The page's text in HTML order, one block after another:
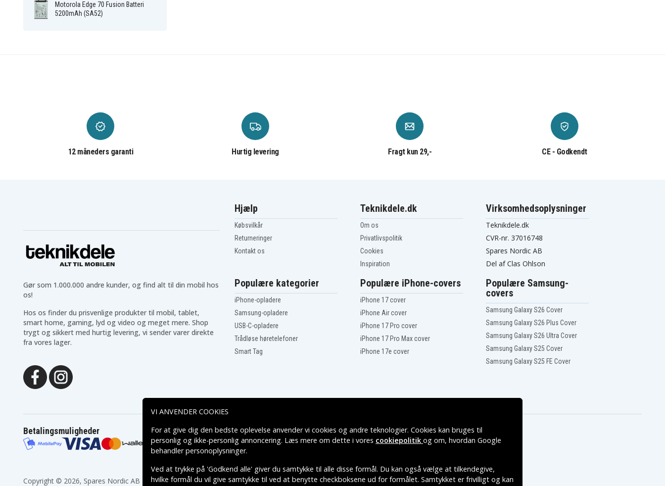
Motorola Edge 70 Fusion Batteri
5200mAh (SA52)
12 måneders garanti Hurtig levering Fragt kun 29,- CE - Godkendt
Gør som 1.000.000 andre kunder, og find alt til din mobil hos
os!
Hos os finder du prisvenlige produkter til mobil, tablet,
smart home, gaming, lyd og video og meget mere. Shop
trygt og sikkert med hurtig levering, vi sender varer direkte
fra vores lager.
Hjælp
Købsvilkår
Returneringer
Kontakt os
Teknikdele.dk
Om os
Privatlivspolitik
Cookies
Inspiration
Virksomhedsoplysninger
Teknikdele.dk
CVR-nr. 37016748
Spares Nordic AB
Del af Clas Ohlson
Populære kategorier
iPhone-opladere
Samsung-opladere
USB-C-opladere
Trådløse høretelefoner
Smart Tag
Populære iPhone-covers
iPhone 17 cover
iPhone Air cover
iPhone 17 Pro cover
iPhone 17 Pro Max cover
iPhone 17e cover
Populære Samsung-
covers
Samsung Galaxy S26 Cover
Samsung Galaxy S26 Plus Cover
Samsung Galaxy S26 Ultra Cover
Samsung Galaxy S25 Cover
Samsung Galaxy S25 FE Cover
Betalingsmuligheder Leveringsmuligheder
Copyright © 2026, Spares Nordic AB
VI ANVENDER COOKIES
For at give dig den bedste oplevelse anvender vi cookies og andre teknologier. Cookies kan bruges til
personlig og ikke-personlig annoncering. Læs mere om dette i vores cookiepolitik og om, hvordan Google
behandler personoplysninger.
Ved at trykke på 'Godkend alle' giver du samtykke til alle disse formål. Du kan også vælge at tilkendegive,
hvilke formål du vil give samtykke til ved at benytte checkboksene ud for formålet. Samtykket er frivilligt og kan